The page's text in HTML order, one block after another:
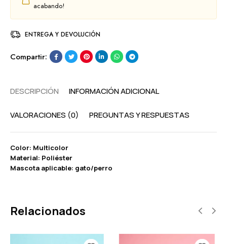
acabando!
ENTREGA Y DEVOLUCIÓN
Compartir:
DESCRIPCIÓN INFORMACIÓN ADICIONAL
VALORACIONES (0) PREGUNTAS Y RESPUESTAS
Color: Multicolor
Material: Poliéster
Mascota aplicable: gato/perro
Relacionados